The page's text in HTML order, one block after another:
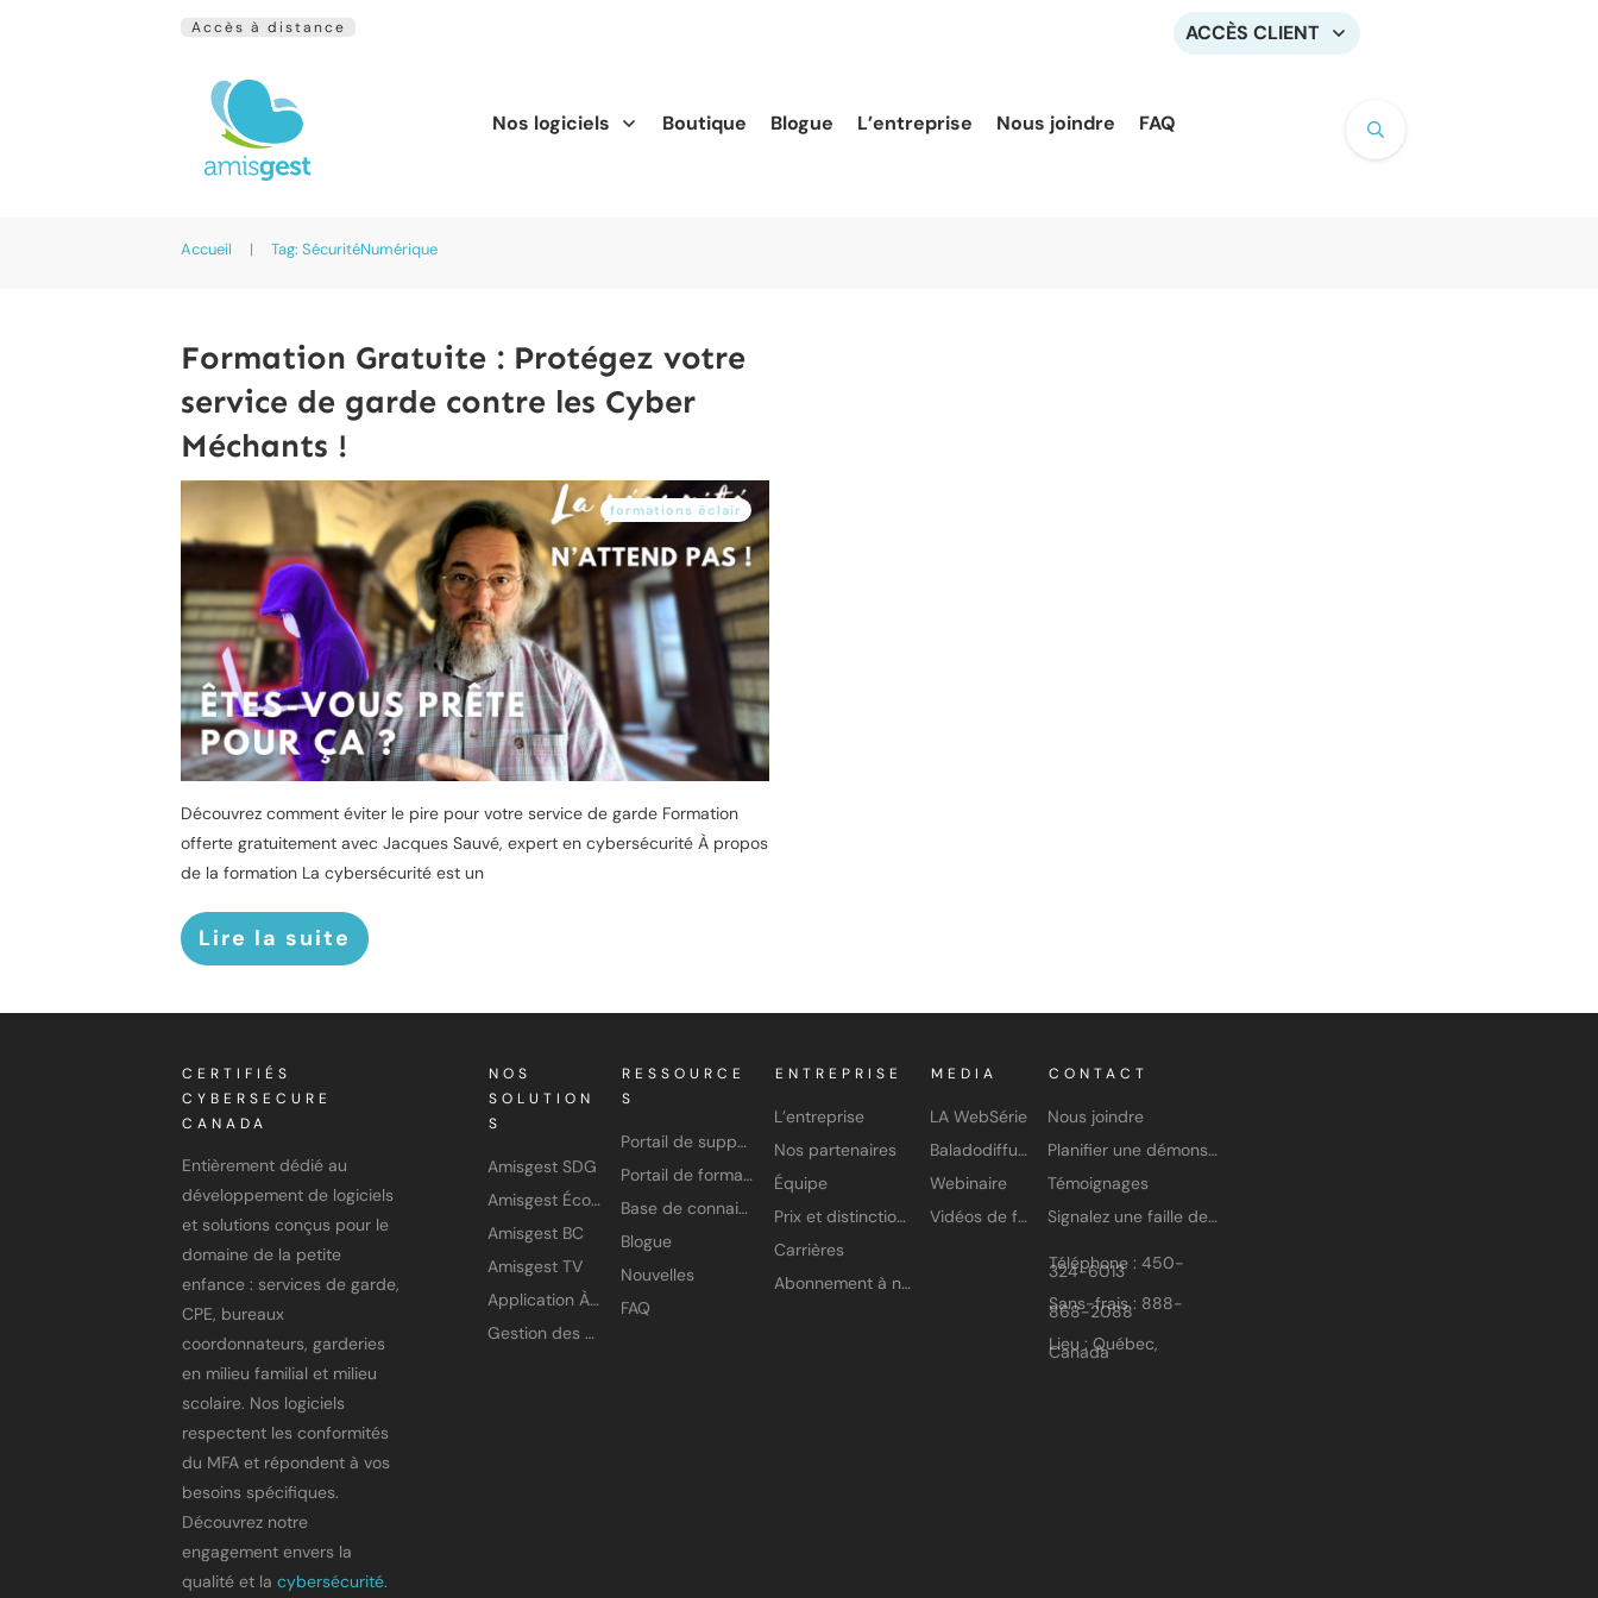
Accès à distance ACCÈS CLIENT
Nos logiciels Boutique Blogue L’entreprise Nous joindre FAQ
Accueil | Tag: SécuritéNumérique
Formation Gratuite : Protégez votre
service de garde contre les Cyber
Méchants !
formations éclair
Découvrez comment éviter le pire pour votre service de garde Formation
offerte gratuitement avec Jacques Sauvé, expert en cybersécurité À propos
de la formation La cybersécurité est un
Lire la suite
CERTIFIÉS
CYBERSECURE
CANADA
Entièrement dédié au
développement de logiciels
et solutions conçus pour le
domaine de la petite
enfance : services de garde,
CPE, bureaux
coordonnateurs, garderies
en milieu familial et milieu
scolaire. Nos logiciels
respectent les conformités
du MFA et répondent à vos
besoins spécifiques.
Découvrez notre
engagement envers la
qualité et la cybersécurité.
NOS
SOLUTION
S
Amisgest SDG
Amisgest École
Amisgest BC
Amisgest TV
Application À petits pas
Gestion des accès
RESSOURCE
S
Portail de support
Portail de formation
Base de connaissances
Blogue
Nouvelles
FAQ
ENTREPRISE
L’entreprise
Nos partenaires
Équipe
Prix et distinctions
Carrières
Abonnement à nos infolettres
MEDIA
LA WebSérie
Baladodiffusion
Webinaire
Vidéos de formation
CONTACT
Nous joindre
Planifier une démonstration
Témoignages
Signalez une faille de sécurité
Téléphone : 450-
324-6013
Sans-frais : 888-
868-2088
Lieu : Québec,
Canada